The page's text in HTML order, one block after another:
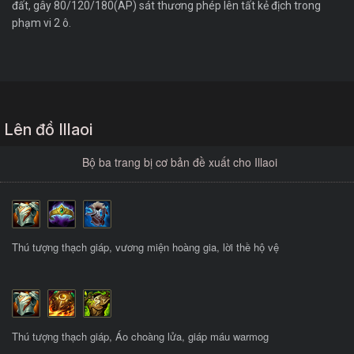
đất, gây 80/120/180(AP) sát thương phép lên tất kẻ địch trong
phạm vi 2 ô.
Lên đồ Illaoi
Bộ ba trang bị cơ bản đề xuất cho Illaoi
Thú tượng thạch giáp, vương miện hoàng gia, lời thề hộ vệ
Thú tượng thạch giáp, Áo choàng lửa, giáp máu warmog